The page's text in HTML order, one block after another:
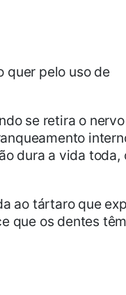
quer pelo uso de
se retira o
dura a vida toda,
ao tártaro que
que os dentes têm